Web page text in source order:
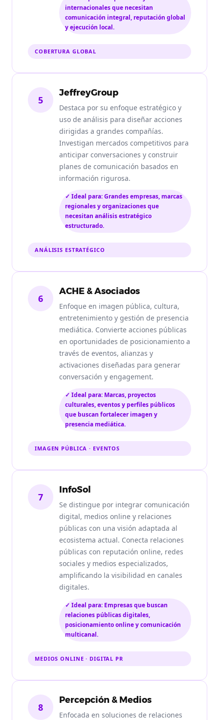
internacionales que necesitan
comunicación integral, reputación global
y ejecución local.
COBERTURA GLOBAL
5
JeffreyGroup
Destaca por su enfoque estratégico y
uso de análisis para diseñar acciones
dirigidas a grandes compañías.
Investigan mercados competitivos para
anticipar conversaciones y construir
planes de comunicación basados en
información rigurosa.
✓ Ideal para: Grandes empresas, marcas
regionales y organizaciones que
necesitan análisis estratégico
estructurado.
ANÁLISIS ESTRATÉGICO
6
ACHE & Asociados
Enfoque en imagen pública, cultura,
entretenimiento y gestión de presencia
mediática. Convierte acciones públicas
en oportunidades de posicionamiento a
través de eventos, alianzas y
activaciones diseñadas para generar
conversación y engagement.
✓ Ideal para: Marcas, proyectos
culturales, eventos y perfiles públicos
que buscan fortalecer imagen y
presencia mediática.
IMAGEN PÚBLICA · EVENTOS
7
InfoSol
Se distingue por integrar comunicación
digital, medios online y relaciones
públicas con una visión adaptada al
ecosistema actual. Conecta relaciones
públicas con reputación online, redes
sociales y medios especializados,
amplificando la visibilidad en canales
digitales.
✓ Ideal para: Empresas que buscan
relaciones públicas digitales,
posicionamiento online y comunicación
multicanal.
MEDIOS ONLINE · DIGITAL PR
8
Percepción & Medios
Enfocada en soluciones de relaciones